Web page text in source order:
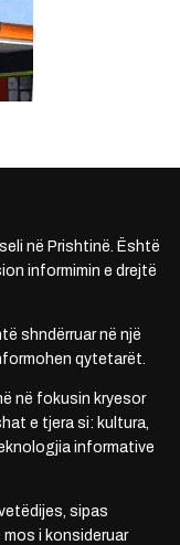
në Prishtinë. Është
informimin e drejtë
shndërruar në një
qytetarët.
në fokusin kryesor
e tjera si: kultura,
informative
sipas
i konsideruar